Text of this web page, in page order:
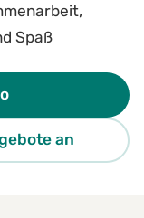
Spaß
an